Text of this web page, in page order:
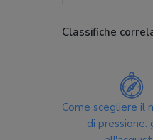
Classifiche
Come scegliere il
di pressione: